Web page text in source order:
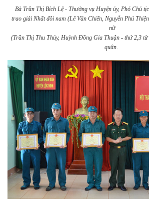
Bà Trần Thị Bích Lệ - Thường vụ Huyện ủy, Phó Chủ
trao giải Nhất đôi nam (Lê Văn Chiến, Nguyễn Phú
nữ
(Trần Thị Thu Thủy, Huỳnh Đồng Gia Thuận - thứ 2,3
quân.